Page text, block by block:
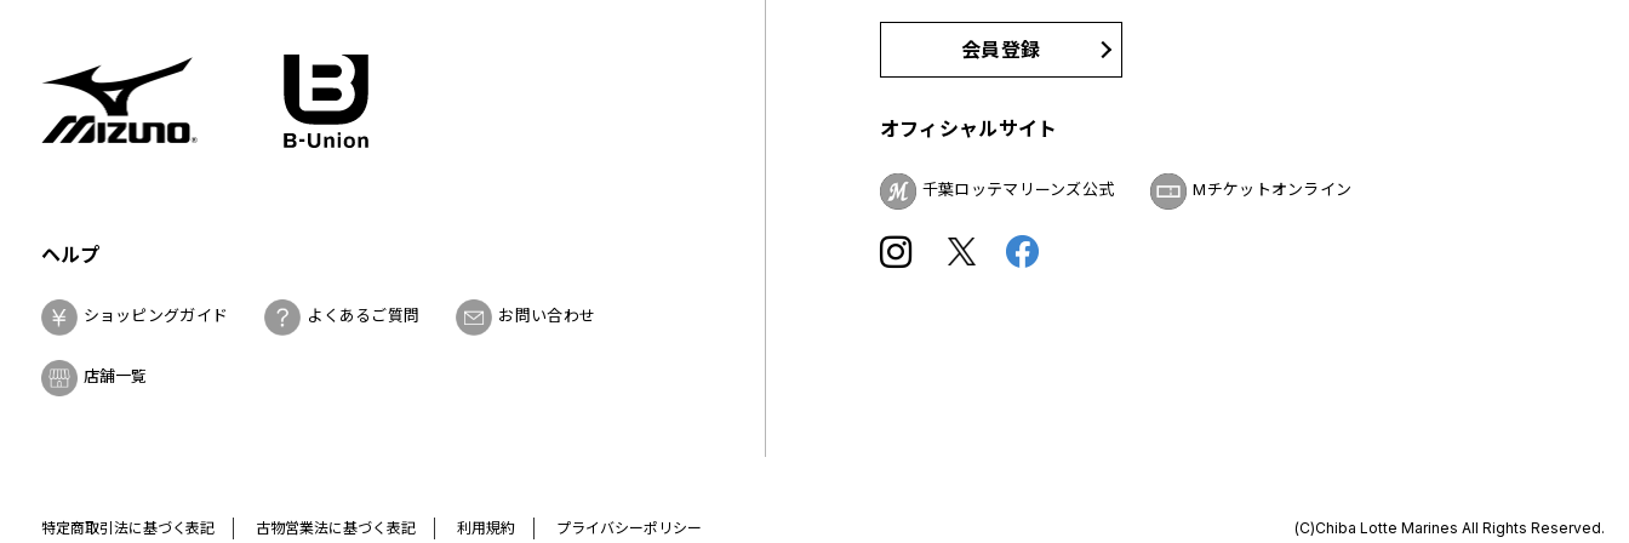
ヘルプ
ショッピングガイド よくあるご質問 お問い合わせ
店舗一覧
会員登録
オフィシャルサイト
千葉ロッテマリーンズ公式 Mチケットオンライン
特定商取引法に基づく表記 古物営業法に基づく表記 利用規約 プライバシーポリシー (C)Chiba Lotte Marines All Rights Reserved.